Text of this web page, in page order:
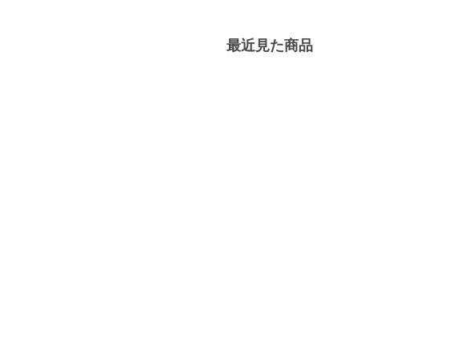
最近見た商品